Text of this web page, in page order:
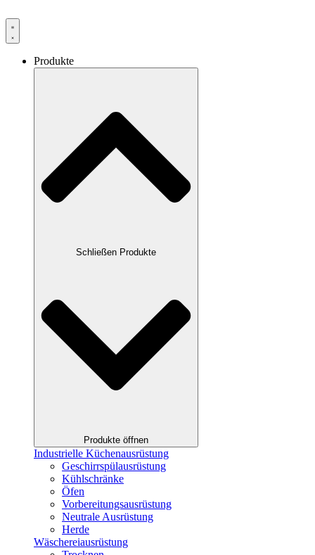
Produkte
Schließen Produkte
Produkte öffnen
Industrielle Küchenausrüstung
Geschirrspülausrüstung
Kühlschränke
Öfen
Vorbereitungsausrüstung
Neutrale Ausrüstung
Herde
Wäschereiausrüstung